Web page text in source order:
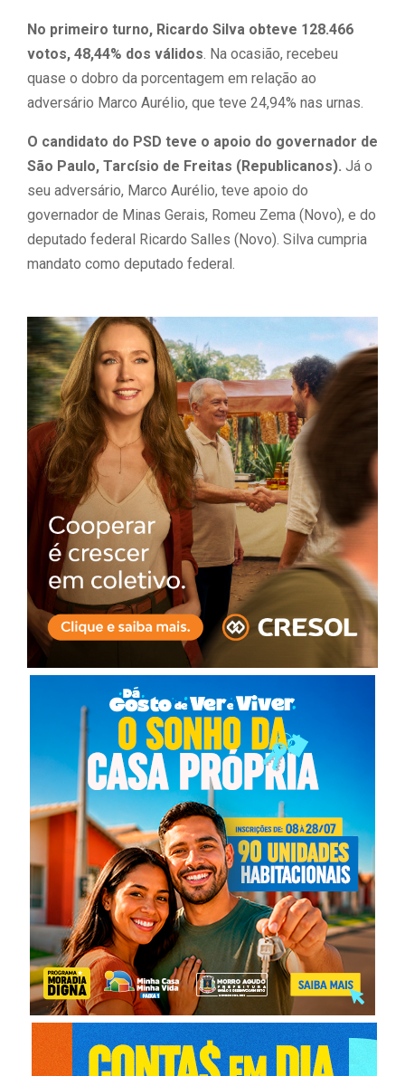
No primeiro turno, Ricardo Silva obteve 128.466
votos, 48,44% dos válidos. Na ocasião, recebeu
quase o dobro da porcentagem em relação ao
adversário Marco Aurélio, que teve 24,94% nas urnas.
O candidato do PSD teve o apoio do governador de
São Paulo, Tarcísio de Freitas (Republicanos). Já o
seu adversário, Marco Aurélio, teve apoio do
governador de Minas Gerais, Romeu Zema (Novo), e do
deputado federal Ricardo Salles (Novo). Silva cumpria
mandato como deputado federal.